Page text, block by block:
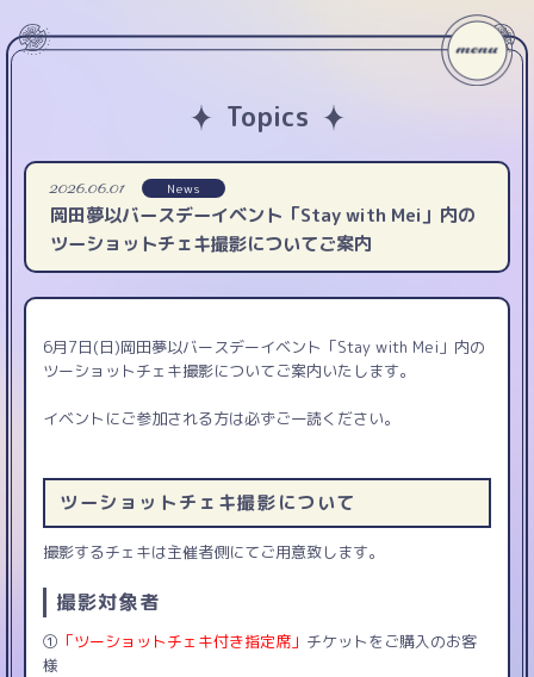
Topics
2026.06.01 News
岡田夢以バースデーイベント「Stay with Mei」内の
ツーショットチェキ撮影についてご案内
6月7日(日)岡田夢以バースデーイベント「Stay with Mei」内の
ツーショットチェキ撮影についてご案内いたします。
イベントにご参加される方は必ずご一読ください。
ツーショットチェキ撮影について
撮影するチェキは主催者側にてご用意致します。
撮影対象者
① 「ツーショットチェキ付き指定席」 チケットをご購入のお客
様